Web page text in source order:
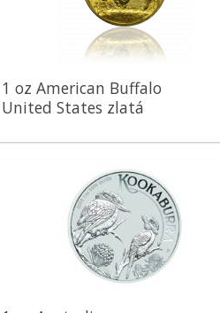
1 oz American Buffalo
United States zlatá
Pridať k
obľúbeným